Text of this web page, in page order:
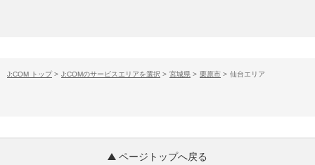
J:COM トップ > J:COMのサービスエリアを選択 > 宮城県 > 栗原市 > 仙台エリア
ページトップへ戻る